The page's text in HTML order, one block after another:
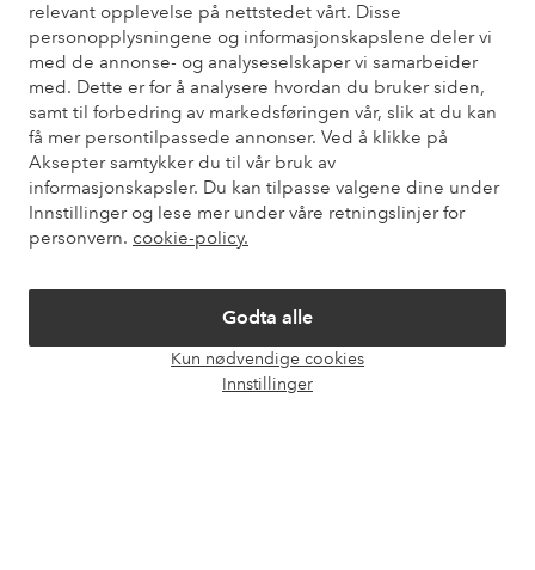
relevant opplevelse på nettstedet vårt. Disse
personopplysningene og informasjonskapslene deler vi
med de annonse- og analyseselskaper vi samarbeider
med. Dette er for å analysere hvordan du bruker siden,
samt til forbedring av markedsføringen vår, slik at du kan
få mer persontilpassede annonser. Ved å klikke på
Aksepter samtykker du til vår bruk av
informasjonskapsler. Du kan tilpasse valgene dine under
Innstillinger og lese mer under våre retningslinjer for
personvern. cookie-policy.
Godta alle
Kun nødvendige cookies
Innstillinger
Du finner svar på de vanligste spørsmålene i vår FAQ. Du finner
også informasjon om hvordan du kan kontakte oss.
Kundeservice Bestilling Betalingsmåte
Mine sider